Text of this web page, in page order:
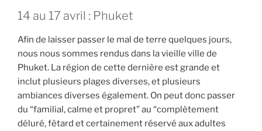
14 au 17 avril : Phuket
Afin de laisser passer le mal de terre quelques jours,
nous nous sommes rendus dans la vieille ville de
Phuket. La région de cette dernière est grande et
inclut plusieurs plages diverses, et plusieurs
ambiances diverses également. On peut donc passer
du “familial, calme et propret” au “complètement
déluré, fêtard et certainement réservé aux adultes